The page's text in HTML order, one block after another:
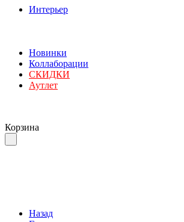
Интерьер
Новинки
Коллаборации
СКИДКИ
Аутлет
Корзина
Назад